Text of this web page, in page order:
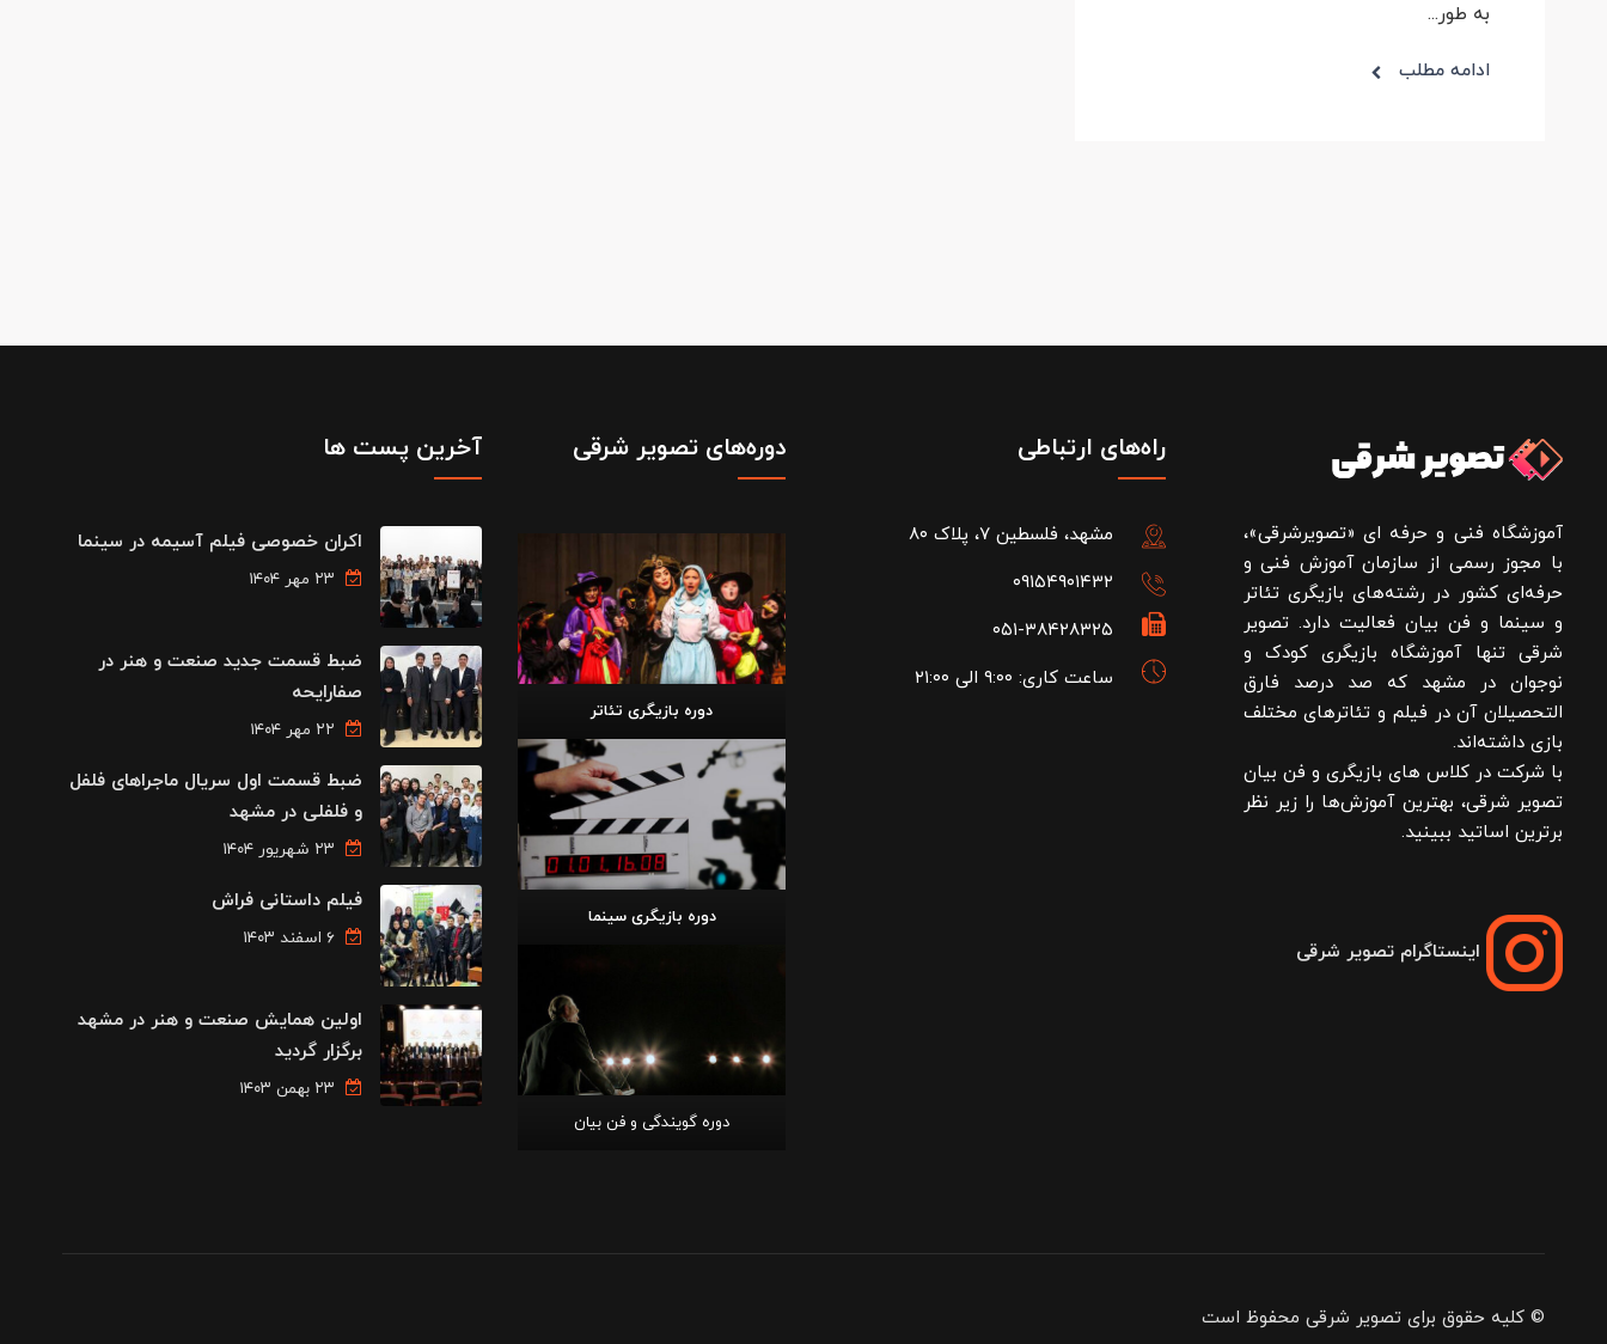
به طور...
ادامه مطلب
آموزشگاه فنی و حرفه ای «تصویرشرقی»،
با مجوز رسمی از سازمان آموزش فنی و
حرفه‌ای کشور در رشته‌های بازیگری تئاتر
و سینما و فن بیان فعالیت دارد. تصویر
شرقی تنها آموزشگاه بازیگری کودک و
نوجوان در مشهد که صد درصد فارق
التحصیلان آن در فیلم و تئاترهای مختلف
بازی داشته‌اند.
با شرکت در کلاس های بازیگری و فن بیان
تصویر شرقی، بهترین آموزش‌ها را زیر نظر
برترین اساتید ببینید.
اینستاگرام تصویر شرقی
راه‌های ارتباطی
مشهد، فلسطین ۷، پلاک ۸۰
۰۹۱۵۴۹۰۱۴۳۲
۰۵۱-۳۸۴۲۸۳۲۵
ساعت کاری: ۹:۰۰ الی ۲۱:۰۰
دوره‌های تصویر شرقی
دوره بازیگری تئاتر
دوره بازیگری سینما
دوره گویندگی و فن بیان
آخرین پست ها
اکران خصوصی فیلم آسیمه در سینما
ضبط قسمت جدید صنعت و هنر در
صفارایحه
ضبط قسمت اول سریال ماجراهای فلفل
و فلفلی در مشهد
فیلم داستانی فراش
اولین همایش صنعت و هنر در مشهد
برگزار گردید
© کلیه حقوق برای تصویر شرقی محفوظ است